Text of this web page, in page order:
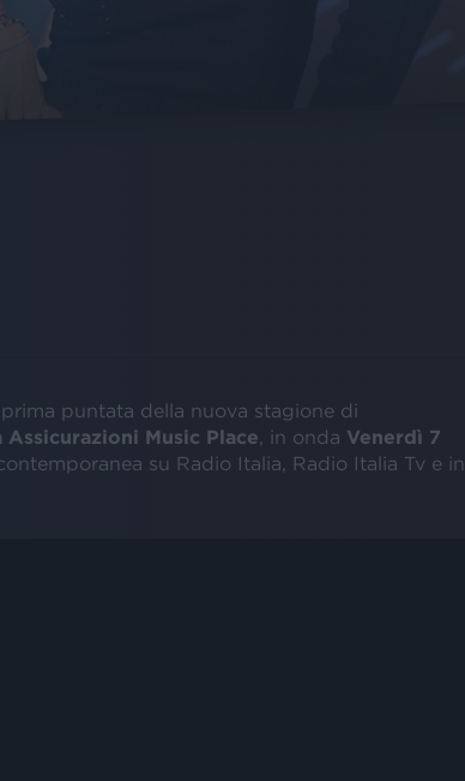
puntata della nuova stagione di
Assicurazioni Music Place , in onda Venerdì 7
su Radio Italia, Radio Italia Tv e in